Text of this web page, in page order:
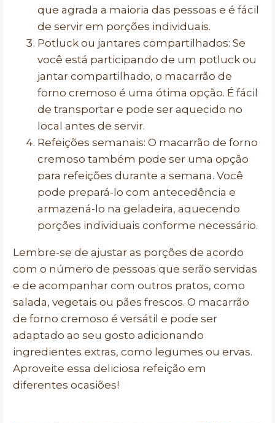
que agrada a maioria das pessoas e é fácil
de servir em porções individuais.
Potluck ou jantares compartilhados: Se
você está participando de um potluck ou
jantar compartilhado, o macarrão de
forno cremoso é uma ótima opção. É fácil
de transportar e pode ser aquecido no
local antes de servir.
Refeições semanais: O macarrão de forno
cremoso também pode ser uma opção
para refeições durante a semana. Você
pode prepará-lo com antecedência e
armazená-lo na geladeira, aquecendo
porções individuais conforme necessário.
Lembre-se de ajustar as porções de acordo
com o número de pessoas que serão servidas
e de acompanhar com outros pratos, como
salada, vegetais ou pães frescos. O macarrão
de forno cremoso é versátil e pode ser
adaptado ao seu gosto adicionando
ingredientes extras, como legumes ou ervas.
Aproveite essa deliciosa refeição em
diferentes ocasiões!